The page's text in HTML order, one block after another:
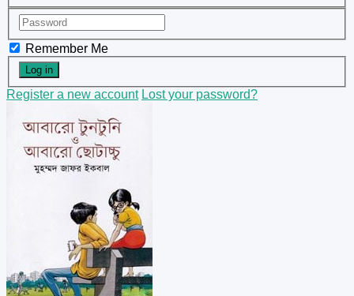
Remember Me
Register a new account Lost your password?